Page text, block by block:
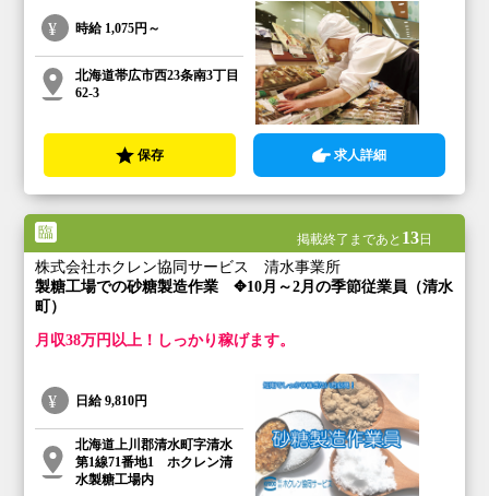
時給 1,075円～
北海道帯広市西23条南3丁目
62-3
保存 求人詳細
臨 掲載終了まであと 13日
株式会社ホクレン協同サービス 清水事業所
製糖工場での砂糖製造作業 ✥10月～2月の季節従業員（清水
町）
月収38万円以上！しっかり稼げます。
日給9,810円
北海道上川郡清水町字清水
第1線71番地1 ホクレン清
水製糖工場内